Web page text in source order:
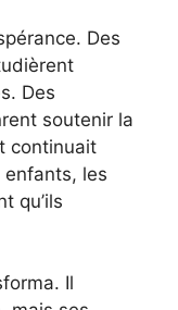
Des
Des
soutenir la
continuait
enfants, les
qu’ils
Il